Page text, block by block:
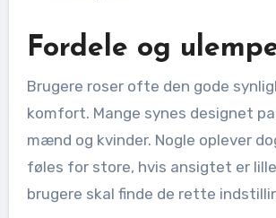
Fordele og
Brugere roser ofte den gode
komfort. Mange synes designet
mænd og kvinder. Nogle oplever
føles for store, hvis ansigtet er
brugere skal finde de rette